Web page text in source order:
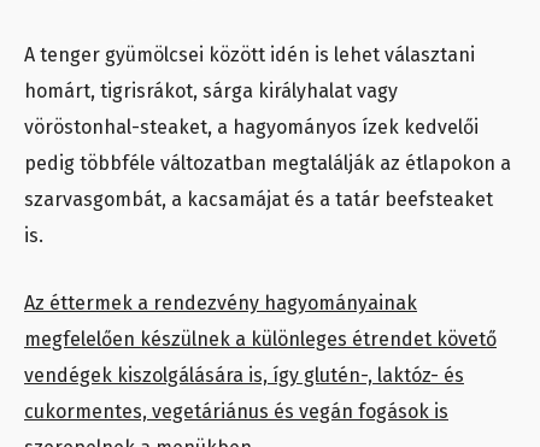
A tenger gyümölcsei között idén is lehet választani
homárt, tigrisrákot, sárga királyhalat vagy
vöröstonhal-steaket, a hagyományos ízek kedvelői
pedig többféle változatban megtalálják az étlapokon a
szarvasgombát, a kacsamájat és a tatár beefsteaket
is.
Az éttermek a rendezvény hagyományainak
megfelelően készülnek a különleges étrendet követő
vendégek kiszolgálására is, így glutén-, laktóz- és
cukormentes, vegetáriánus és vegán fogások is